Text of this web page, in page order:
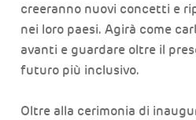
creeranno nuovi concetti e
nei loro paesi. Agirà come
avanti e guardare oltre il
futuro più inclusivo.
Oltre alla cerimonia di